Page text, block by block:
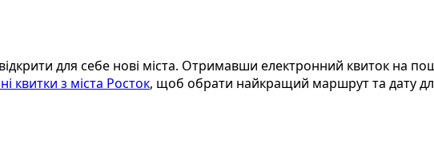
для себе нові міста. Отримавши електронний квиток на
квитки з міста Росток, щоб обрати найкращий маршрут та дату